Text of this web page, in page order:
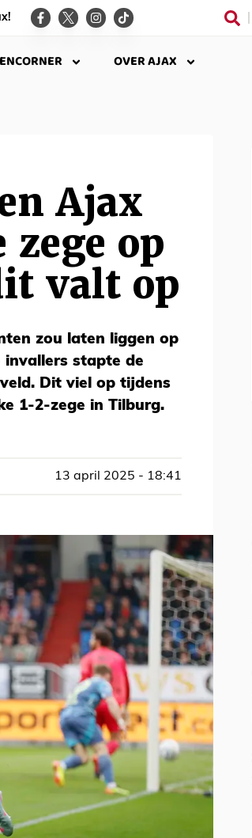
OVER AJAX
Ajax
zege op
valt op
zou laten liggen op
invallers stapte de
Dit viel op tijdens
1-2-zege in Tilburg.
13 april 2025 - 18:41